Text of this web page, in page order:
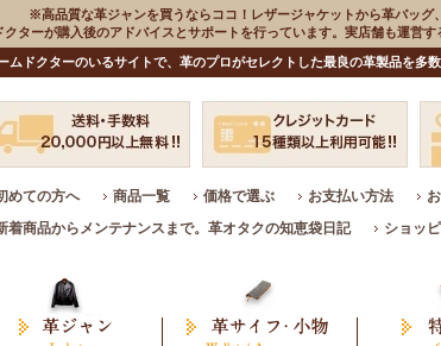
※高品質な革ジャンを買うならココ！レザージャケットから革バッグ
ターが購入後のアドバイスとサポートを行っています。実店舗も運営
ムドクターのいるサイトで、革のプロがセレクトした最良の革製品を多
めての方へ 商品一覧 価格で選ぶ お支払い方法
着商品からメンテナンスまで。革オタクの知恵袋日記
ショッ